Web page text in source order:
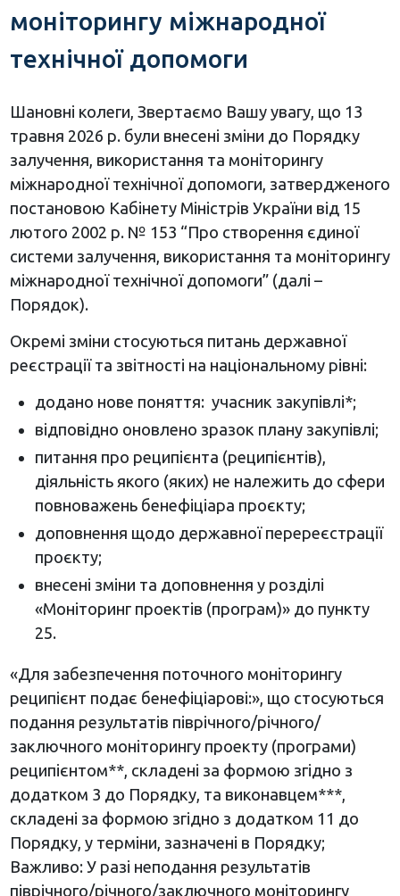
моніторингу міжнародної
технічної допомоги
Шановні колеги, Звертаємо Вашу увагу, що 13
травня 2026 р. були внесені зміни до Порядку
залучення, використання та моніторингу
міжнародної технічної допомоги, затвердженого
постановою Кабінету Міністрів України від 15
лютого 2002 р. № 153 “Про створення єдиної
системи залучення, використання та моніторингу
міжнародної технічної допомоги” (далі –
Порядок).
Окремі зміни стосуються питань державної
реєстрації та звітності на національному рівні:
додано нове поняття: учасник закупівлі*;
відповідно оновлено зразок плану закупівлі;
питання про реципієнта (реципієнтів),
діяльність якого (яких) не належить до сфери
повноважень бенефіціара проєкту;
доповнення щодо державної перереєстрації
проєкту;
внесені зміни та доповнення у розділі
«Моніторинг проектів (програм)» до пункту
25.
«Для забезпечення поточного моніторингу
реципієнт подає бенефіціарові:», що стосуються
подання результатів піврічного/річного/
заключного моніторингу проекту (програми)
реципієнтом**, складені за формою згідно з
додатком 3 до Порядку, та виконавцем***,
складені за формою згідно з додатком 11 до
Порядку, у терміни, зазначені в Порядку;
Важливо: У разі неподання результатів
піврічного/річного/заключного моніторингу